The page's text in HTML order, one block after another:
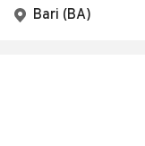
Bari (BA)